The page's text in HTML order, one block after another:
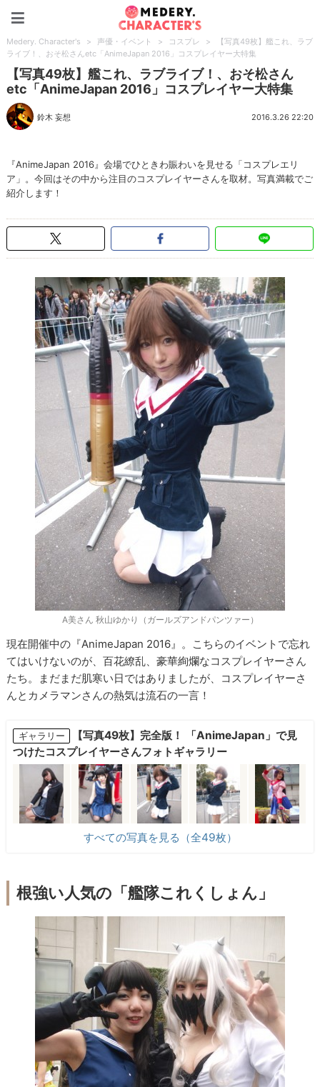
Medery. Character's > 声優・イベント > コスプレ >
【写真49枚】艦これ、ラブ
ライブ！、おそ松さんetc「AnimeJapan 2016」コスプレイヤー大特集
【写真49枚】艦これ、ラブライブ！、おそ松さん
etc「AnimeJapan 2016」コスプレイヤー大特集
鈴木 妄想 2016.3.26 22:20
『AnimeJapan 2016』会場でひときわ賑わいを見せる「コスプレエリ
ア」。今回はその中から注目のコスプレイヤーさんを取材。写真満載でご
紹介します！
A美さん 秋山ゆかり（ガールズアンドパンツァー）
現在開催中の『AnimeJapan 2016』。こちらのイベントで忘れ
てはいけないのが、百花繚乱、豪華絢爛なコスプレイヤーさん
たち。まだまだ肌寒い日ではありましたが、コスプレイヤーさ
んとカメラマンさんの熱気は流石の一言！
ギャラリー
【写真49枚】完全版！ 「AnimeJapan」で見
つけたコスプレイヤーさんフォトギャラリー
すべての写真を見る（全49枚）
根強い人気の「艦隊これくしょん」